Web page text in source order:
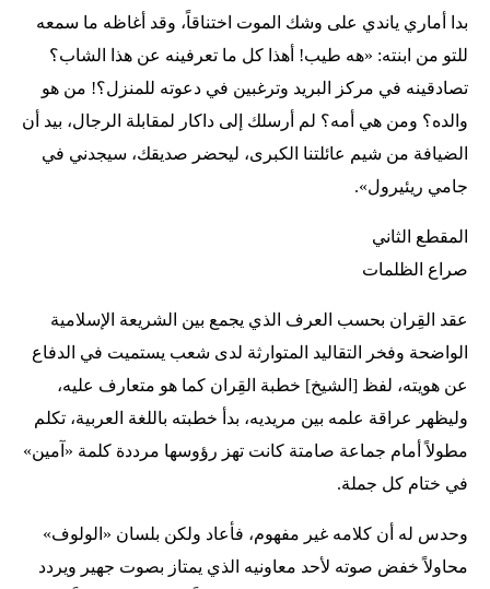
بدا أماري ياندي على وشك الموت اختناقاً، وقد أغاظه ما سمعه
للتو من ابنته: «هه طيب! أهذا كل ما تعرفينه عن هذا الشاب؟
تصادقينه في مركز البريد وترغبين في دعوته للمنزل؟! من هو
والده؟ ومن هي أمه؟ لم أرسلك إلى داكار لمقابلة الرجال، بيد أن
الضيافة من شيم عائلتنا الكبرى، ليحضر صديقك، سيجدني في
جامي ريئيرول».
المقطع الثاني
صراع الظلمات
عقد القِران بحسب العرف الذي يجمع بين الشريعة الإسلامية
الواضحة وفخر التقاليد المتوارثة لدى شعب يستميت في الدفاع
عن هويته، لفظ [الشيخ] خطبة القِران كما هو متعارف عليه،
وليظهر عراقة علمه بين مريديه، بدأ خطبته باللغة العربية، تكلم
مطولاً أمام جماعة صامتة كانت تهز رؤوسها مرددة كلمة «آمين»
في ختام كل جملة.
وحدس له أن كلامه غير مفهوم، فأعاد ولكن بلسان «الولوف»
محاولاً خفض صوته لأحد معاونيه الذي يمتاز بصوت جهير ويردد